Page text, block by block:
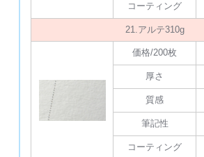
コーティング
21.アルテ310g
価格/200枚
厚さ
質感
筆記性
コーティング